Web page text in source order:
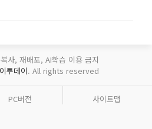
사, 재배포, AI학습 이용 금지
이투데이. All rights reserved
PC버전 사이트맵